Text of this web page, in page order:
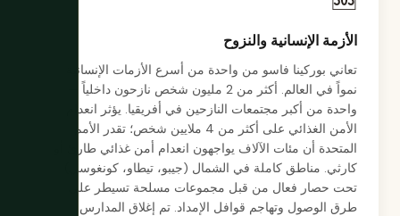
الأزمة الإنسانية والنزوح
تعاني بوركينا فاسو من واحدة من أسرع الأزمات الإنسانية
نمواً في العالم. أكثر من 2 مليون شخص نازحون داخلياً —
واحدة من أكبر مجتمعات النازحين في أفريقيا. يؤثر انعدام
الأمن الغذائي على أكثر من 4 ملايين شخص؛ تقدر الأمم
المتحدة أن مئات الآلاف يواجهون انعدام أمن غذائي طارئ أو
كارثي. مناطق كاملة في الشمال (جيبو، تيطاو، كونغوسي)
تحت حصار فعال من قبل مجموعات مسلحة تسيطر على
طرق الوصول وتهاجم قوافل الإمداد. تم إغلاق المدارس